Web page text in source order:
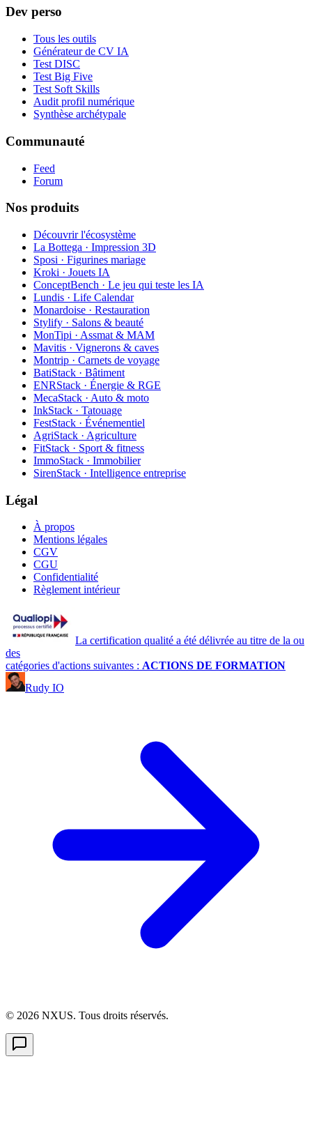
Dev perso
Tous les outils
Générateur de CV IA
Test DISC
Test Big Five
Test Soft Skills
Audit profil numérique
Synthèse archétypale
Communauté
Feed
Forum
Nos produits
Découvrir l'écosystème
La Bottega · Impression 3D
Sposi · Figurines mariage
Kroki · Jouets IA
ConceptBench · Le jeu qui teste les IA
Lundis · Life Calendar
Monardoise · Restauration
Stylify · Salons & beauté
MonTipi · Assmat & MAM
Mavitis · Vignerons & caves
Montrip · Carnets de voyage
BatiStack · Bâtiment
ENRStack · Énergie & RGE
MecaStack · Auto & moto
InkStack · Tatouage
FestStack · Événementiel
AgriStack · Agriculture
FitStack · Sport & fitness
ImmoStack · Immobilier
SirenStack · Intelligence entreprise
Légal
À propos
Mentions légales
CGV
CGU
Confidentialité
Règlement intérieur
La certification qualité a été délivrée au titre de la ou
des
catégories d'actions suivantes : ACTIONS DE FORMATION
Rudy IO
© 2026 NXUS. Tous droits réservés.